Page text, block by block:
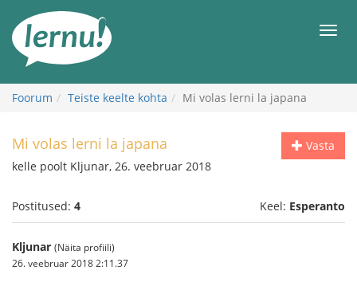
juurde
Foorum Teiste keelte kohta Mi volas lerni la japana
Vasta
Mi volas lerni la japana
kelle poolt Kljunar, 26. veebruar 2018
Postitused: 4 Keel: Esperanto
Kljunar (Näita profiili)
26. veebruar 2018 2:11.37